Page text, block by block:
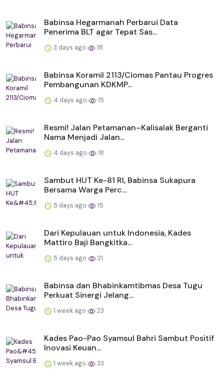
Babinsa Hegarmanah Perbarui Data
Penerima BLT agar Tepat Sas...
3 days ago 18
Babinsa Koramil 2113/Ciomas Pantau Progres
Pembangunan KDKMP...
4 days ago 15
Resmi! Jalan Petamanan–Kalisalak Berganti
Nama Menjadi Jalan...
4 days ago 18
Sambut HUT Ke-81 RI, Babinsa Sukapura
Bersama Warga Perc...
5 days ago 15
Dari Kepulauan untuk Indonesia, Kades
Mattiro Baji Bangkitka...
5 days ago 21
Babinsa dan Bhabinkamtibmas Desa Tugu
Perkuat Sinergi Jelang...
1 week ago 23
Kades Pao-Pao Syamsul Bahri Sambut Positif
Inovasi Keuan...
1 week ago 33